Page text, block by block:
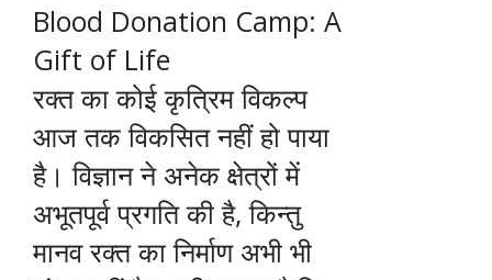
Blood Donation Camp: A
Gift of Life
रक्त का कोई कृत्रिम विकल्प
आज तक विकसित नहीं हो पाया
है। विज्ञान ने अनेक क्षेत्रों में
अभूतपूर्व प्रगति की है, किन्तु
मानव रक्त का निर्माण अभी भी